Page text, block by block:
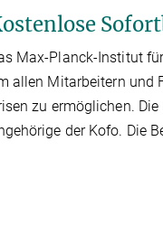
Max-Planck-Institut
allen Mitarbeitern und
zu ermöglichen.
der Kofo. Die